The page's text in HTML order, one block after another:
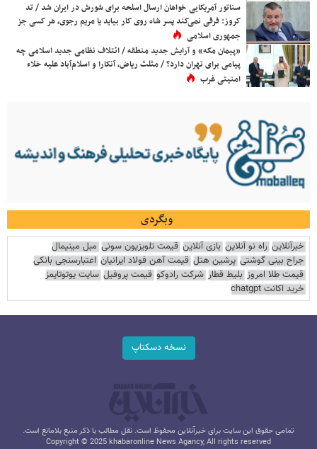
سناتور آمریکایی خواهان ارسال اسلحه برای شورش در ایران شد / تد
کروز: فرقی نمی‌کند پسر شاه روی کار بیاید یا مریم رجوی، هر کسی جز
جمهوری اسلامی
«پیمان مکه» و آرایش جدید منطقه / ائتلاف نظامی جدید اسلامی چه
پیامی برای تهران دارد؟ / مثلث ریاض، آنکارا و اسلام‌آباد علیه خلاء
امنیتی غرب
وبگردی
خبرآنلاین راه نو آنلاین بازی آنلاین قیمت تلویزیون سونی مبل مینیمال
جراح بینی گوشتی پرشین هتل قیمت آهن فولاد ایرانیان اعتبارسنجی بانکی
قیمت طلا امروز بلیط قطار شرکت رادوکو قیمت پروفیل سایت یوتوتایمز
خرید اکانت chatgpt
نسخه دسکتاپ
تمامی حقوق این سایت برای خبرآنلاین محفوظ است. نقل مطالب با ذکر منبع بلامانع است.
Copyright © 2025 khabaronline News Agancy, All rights reserved